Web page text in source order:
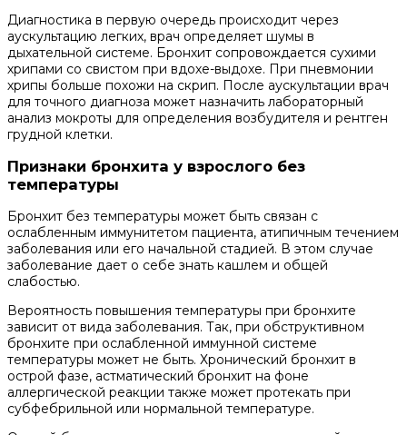
Диагностика в первую очередь происходит через
аускультацию легких, врач определяет шумы в
дыхательной системе. Бронхит сопровождается сухими
хрипами со свистом при вдохе-выдохе. При пневмонии
хрипы больше похожи на скрип. После аускультации врач
для точного диагноза может назначить лабораторный
анализ мокроты для определения возбудителя и рентген
грудной клетки.
Признаки бронхита у взрослого без
температуры
Бронхит без температуры может быть связан с
ослабленным иммунитетом пациента, атипичным течением
заболевания или его начальной стадией. В этом случае
заболевание дает о себе знать кашлем и общей
слабостью.
Вероятность повышения температуры при бронхите
зависит от вида заболевания. Так, при обструктивном
бронхите при ослабленной иммунной системе
температуры может не быть. Хронический бронхит в
острой фазе, астматический бронхит на фоне
аллергической реакции также может протекать при
субфебрильной или нормальной температуре.